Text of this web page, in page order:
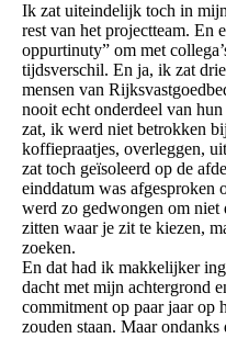
Ik zat uiteindelijk toch in
rest van het projectteam. En
oppurtinuty” om met
tijdsverschil. En ja, ik zat
mensen van
nooit echt onderdeel van
zat, ik werd niet betrokken
koffiepraatjes, overleggen,
zat toch geïsoleerd op de
einddatum was afgesproken
werd zo gedwongen om
zitten waar je zit te kiezen,
zoeken.
En dat had ik makkelijker
dacht met mijn achtergrond
commitment op paar jaar op
zouden staan. Maar ondanks